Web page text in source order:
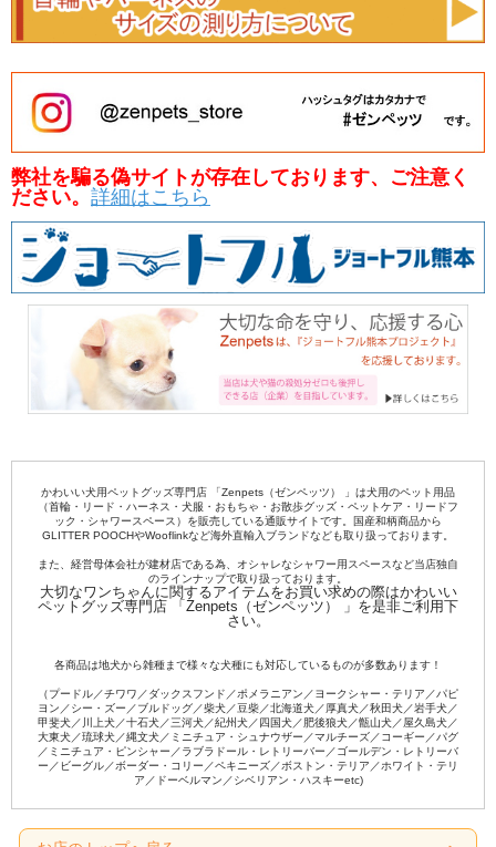
弊社を騙る偽サイトが存在しております、ご注意く
ださい。 詳細はこちら
かわいい犬用ペットグッズ専門店 「Zenpets（ゼンペッツ） 」は犬用のペット用品
（首輪・リード・ハーネス・犬服・おもちゃ・お散歩グッズ・ペットケア・リードフ
ック・シャワースペース）を販売している通販サイトです。国産和柄商品から
GLITTER POOCHやWooflinkなど海外直輸入ブランドなども取り扱っております。
また、経営母体会社が建材店である為、オシャレなシャワー用スペースなど当店独自
のラインナップで取り扱っております。
大切なワンちゃんに関するアイテムをお買い求めの際はかわいい
ペットグッズ専門店 「Zenpets（ゼンペッツ） 」を是非ご利用下
さい。
各商品は地犬から雑種まで様々な犬種にも対応しているものが多数あります！
（プードル／チワワ／ダックスフンド／ポメラニアン／ヨークシャー・テリア／パピ
ヨン／シー・ズー／ブルドッグ／柴犬／豆柴／北海道犬／厚真犬／秋田犬／岩手犬／
甲斐犬／川上犬／十石犬／三河犬／紀州犬／四国犬／肥後狼犬／甑山犬／屋久島犬／
大東犬／琉球犬／縄文犬／ミニチュア・シュナウザー／マルチーズ／コーギー／パグ
／ミニチュア・ピンシャー／ラブラドール・レトリーバー／ゴールデン・レトリーバ
ー／ビーグル／ボーダー・コリー／ペキニーズ／ボストン・テリア／ホワイト・テリ
ア／ドーベルマン／シベリアン・ハスキーetc)